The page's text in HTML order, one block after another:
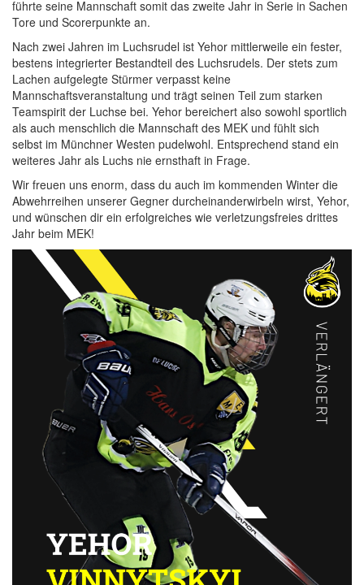
führte seine Mannschaft somit das zweite Jahr in Serie in Sachen
Tore und Scorerpunkte an.
Nach zwei Jahren im Luchsrudel ist Yehor mittlerweile ein fester,
bestens integrierter Bestandteil des Luchsrudels. Der stets zum
Lachen aufgelegte Stürmer verpasst keine
Mannschaftsveranstaltung und trägt seinen Teil zum starken
Teamspirit der Luchse bei. Yehor bereichert also sowohl sportlich
als auch menschlich die Mannschaft des MEK und fühlt sich
selbst im Münchner Westen pudelwohl. Entsprechend stand ein
weiteres Jahr als Luchs nie ernsthaft in Frage.
Wir freuen uns enorm, dass du auch im kommenden Winter die
Abwehrreihen unserer Gegner durcheinanderwirbeln wirst, Yehor,
und wünschen dir ein erfolgreiches wie verletzungsfreies drittes
Jahr beim MEK!